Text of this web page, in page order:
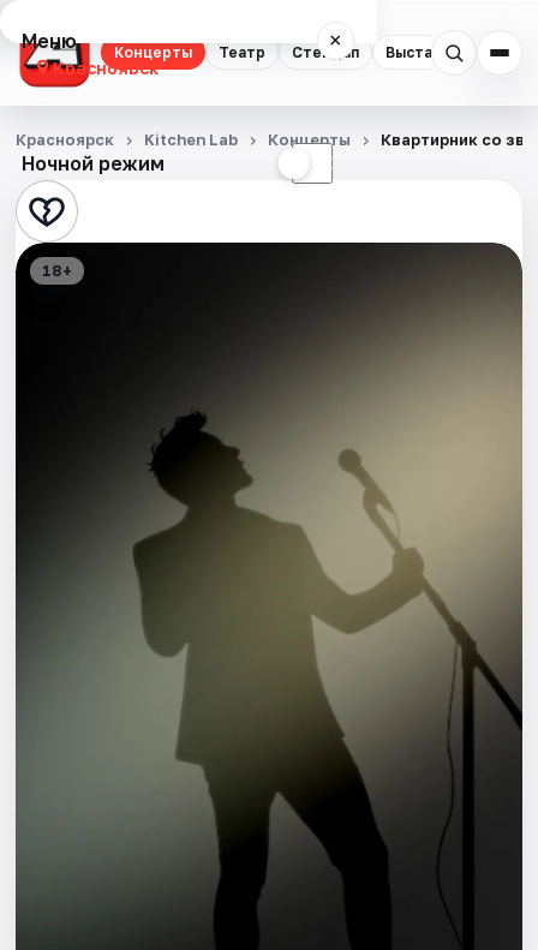
Концерты Театр Стендап Выставки
Меню ×
Красноярск
Концерты
Театр
Стендап
Ночной режим ☾
Красноярск Kitchen Lab Концерты Квартирник со
18+